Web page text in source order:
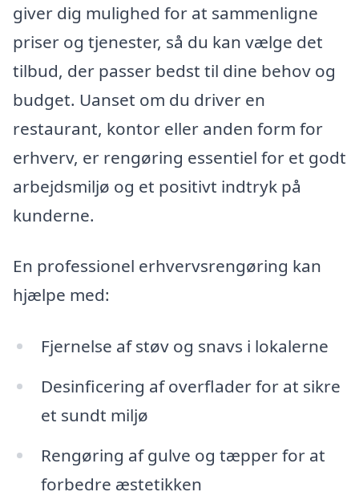
giver dig mulighed for at sammenligne
priser og tjenester, så du kan vælge det
tilbud, der passer bedst til dine behov og
budget. Uanset om du driver en
restaurant, kontor eller anden form for
erhverv, er rengøring essentiel for et godt
arbejdsmiljø og et positivt indtryk på
kunderne.
En professionel erhvervsrengøring kan
hjælpe med:
Fjernelse af støv og snavs i lokalerne
Desinficering af overflader for at sikre
et sundt miljø
Rengøring af gulve og tæpper for at
forbedre æstetikken